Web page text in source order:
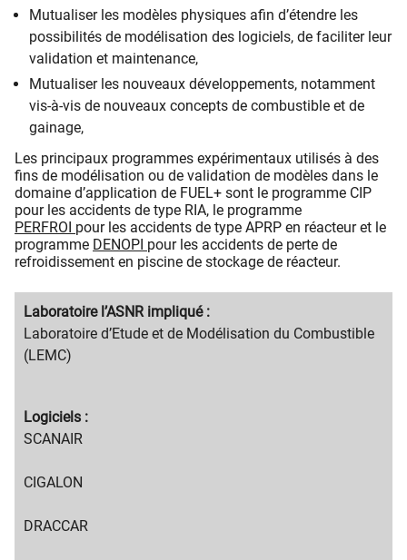
Mutualiser les modèles physiques afin d’étendre les
possibilités de modélisation des logiciels, de faciliter leur
validation et maintenance,
Mutualiser les nouveaux développements, notamment
vis-à-vis de nouveaux concepts de combustible et de
gainage,
Les principaux programmes expérimentaux utilisés à des
fins de modélisation ou de validation de modèles dans le
domaine d’application de FUEL+ sont le programme CIP
pour les accidents de type RIA, le programme
PERFROI pour les accidents de type APRP en réacteur et le
programme DENOPI pour les accidents de perte de
refroidissement en piscine de stockage de réacteur.
Migration
content
title
Laboratoire l’ASNR impliqué :
Migration
content
Laboratoire d’Etude et de Modélisation du Combustible
(LEMC)
Migration
content
Logiciels :
Migration
text
SCANAIR
CIGALON
DRACCAR